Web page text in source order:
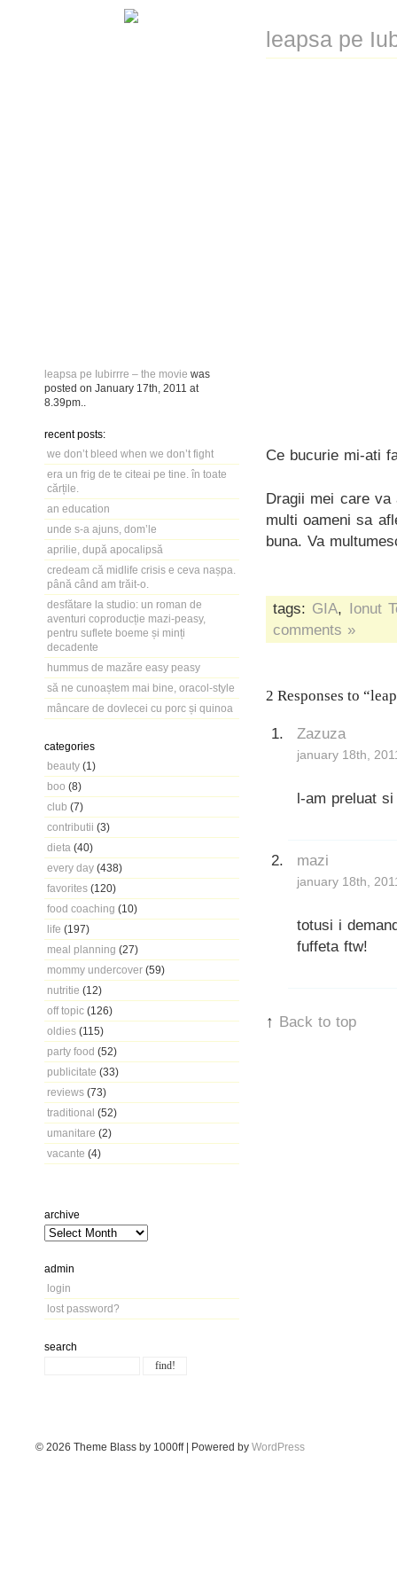
leapsa pe Iubirrre – the movie was
posted on January 17th, 2011 at
8.39pm
recent posts:
we don’t bleed when we don’t fight
era un frig de te citeai pe tine. în toate
cărțile.
an education
unde s-a ajuns, dom’le
aprilie, după apocalipsă
credeam că midlife crisis e ceva nașpa.
până când am trăit-o.
desfătare la studio: un roman de
aventuri coproducție mazi-peasy,
pentru suflete boeme și minți
decadente
hummus de mazăre easy peasy
să ne cunoaștem mai bine, oracol-style
mâncare de dovlecei cu porc și quinoa
categories
beauty (1)
boo (8)
club (7)
contributii (3)
dieta (40)
every day (438)
favorites (120)
food coaching (10)
life (197)
meal planning (27)
mommy undercover (59)
nutritie (12)
off topic (126)
oldies (115)
party food (52)
publicitate (33)
reviews (73)
traditional (52)
umanitare (2)
vacante (4)
archive
admin
login
lost password?
search
leapsa pe
Ce bucurie mi-ati
Dragii mei care
multi oameni sa
buna. Va
tags: GIA, Ionut
comments »
2 Responses to
Zazuza
january 18th,
l-am preluat
mazi
january 18th,
totusi i
fuffeta ftw!
↑ Back to top
© 2026 Theme Blass by 1000ff | Powered by WordPress